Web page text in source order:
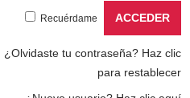
Recuérdame
¿Olvidaste tu contraseña? Haz clic
para restablecer